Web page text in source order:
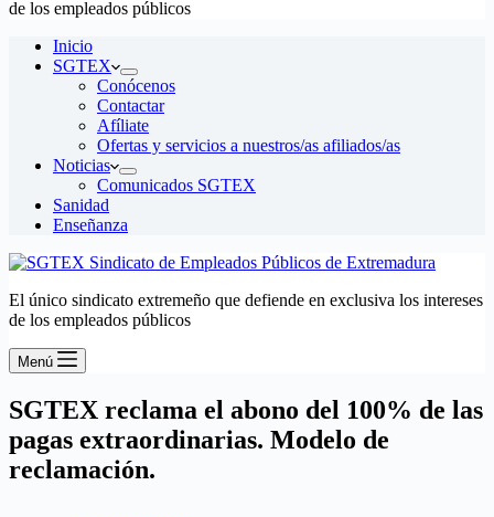
de los empleados públicos
Inicio
SGTEX
Conócenos
Contactar
Afíliate
Ofertas y servicios a nuestros/as afiliados/as
Noticias
Comunicados SGTEX
Sanidad
Enseñanza
El único sindicato extremeño que defiende en exclusiva los intereses
de los empleados públicos
Menú
SGTEX reclama el abono del 100% de las
pagas extraordinarias. Modelo de
reclamación.